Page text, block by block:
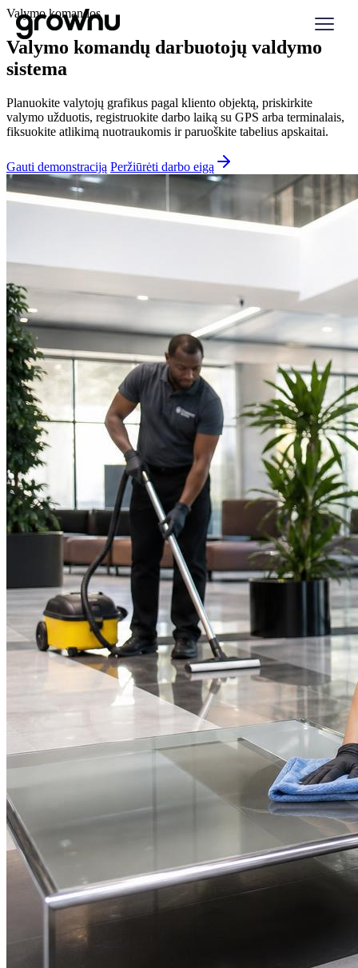
Valymo komandos
Valymo komandų darbuotojų valdymo
sistema
Planuokite valytojų grafikus pagal kliento objektą, priskirkite
valymo užduotis, registruokite darbo laiką su GPS arba terminalais,
fiksuokite atlikimą nuotraukomis ir paruoškite tabelius apskaitai.
Gauti demonstraciją Peržiūrėti darbo eigą